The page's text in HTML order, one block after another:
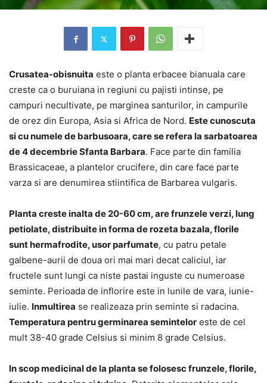
Crusatea-obisnuita este o planta erbacee bianuala care
creste ca o buruiana in regiuni cu pajisti intinse, pe
campuri necultivate, pe marginea santurilor, in campurile
de orez din Europa, Asia si Africa de Nord. Este cunoscuta
si cu numele de barbusoara, care se refera la sarbatoarea
de 4 decembrie Sfanta Barbara. Face parte din familia
Brassicaceae, a plantelor crucifere, din care face parte
varza si are denumirea stiintifica de Barbarea vulgaris.
Planta creste inalta de 20-60 cm, are frunzele verzi, lung
petiolate, distribuite in forma de rozeta bazala, florile
sunt hermafrodite, usor parfumate, cu patru petale
galbene-aurii de doua ori mai mari decat caliciul, iar
fructele sunt lungi ca niste pastai inguste cu numeroase
seminte. Perioada de inflorire este in lunile de vara, iunie-
iulie. Inmultirea se realizeaza prin seminte si radacina.
Temperatura pentru germinarea semintelor este de cel
mult 38-40 grade Celsius si minim 8 grade Celsius.
In scop medicinal de la planta se folosesc frunzele, florile,